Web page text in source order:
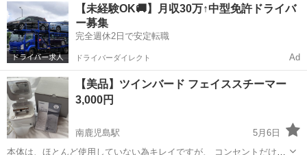
す。 全てアルコール消毒済みです。【未経験OK🚚】月収30万↑中型免許ドライバ
ー募集
完全週休2日で安定転職
ドライバーダイレクト Ad
【美品】ツインバード フェイススチーマー
3,000円
南鹿児島駅
5月6日
本体は、ほとんど使用していない為キレイですが、 コンセントだけ、